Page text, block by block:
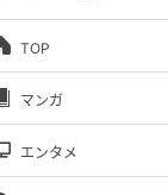
TOP
マンガ
エンタメ